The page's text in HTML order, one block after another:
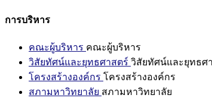
การบริหาร
คณะผู้บริหาร คณะผู้บริหาร
วิสัยทัศน์และยุทธศาสตร์ วิสัยทัศน์และยุทธศ
โครงสร้างองค์กร โครงสร้างองค์กร
สภามหาวิทยาลัย สภามหาวิทยาลัย